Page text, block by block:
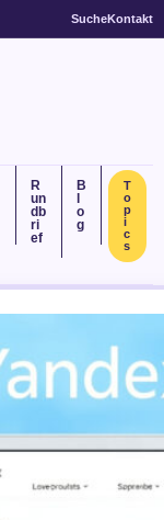
SucheKontakt
R
un
db
ri
ef
B
o
g
T
o
p
i
c
s